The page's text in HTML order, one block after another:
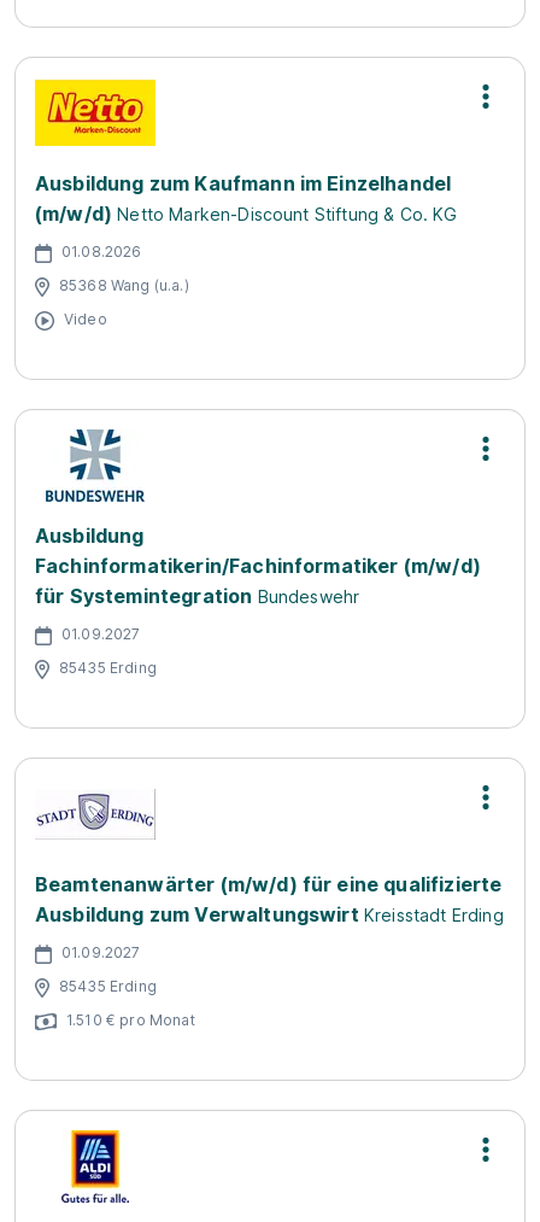
Ausbildung zum Kaufmann im Einzelhandel
(m/w/d) Netto Marken-Discount Stiftung & Co. KG
01.08.2026
85368 Wang (u.a.)
Video
Ausbildung
Fachinformatikerin/Fachinformatiker (m/w/d)
für Systemintegration Bundeswehr
01.09.2027
85435 Erding
Beamtenanwärter (m/w/d) für eine qualifizierte
Ausbildung zum Verwaltungswirt Kreisstadt Erding
01.09.2027
85435 Erding
1.510 € pro Monat